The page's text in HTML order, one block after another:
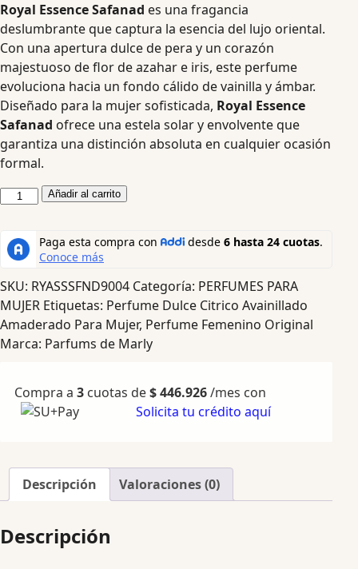
Royal Essence Safanad es una fragancia
deslumbrante que captura la esencia del lujo oriental.
Con una apertura dulce de pera y un corazón
majestuoso de flor de azahar e iris, este perfume
evoluciona hacia un fondo cálido de vainilla y ámbar.
Diseñado para la mujer sofisticada, Royal Essence
Safanad ofrece una estela solar y envolvente que
garantiza una distinción absoluta en cualquier ocasión
formal.
Añadir al carrito
SKU: RYASSSFND9004 Categoría: PERFUMES PARA
MUJER Etiquetas: Perfume Dulce Citrico Avainillado
Amaderado Para Mujer, Perfume Femenino Original
Marca: Parfums de Marly
Compra a 3 cuotas de$446.926/mes con
Solicita tu crédito aquí
Descripción Valoraciones (0)
Descripción